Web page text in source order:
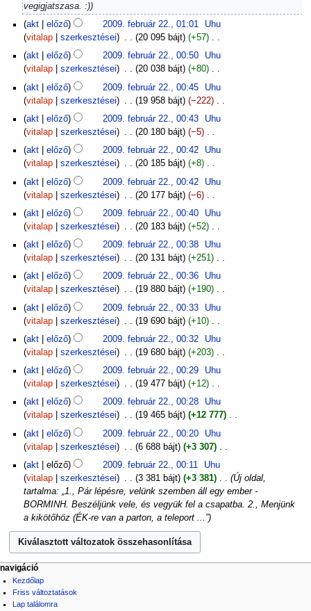
s
s
z
e
r
e
s
z
t
é
s
ö
s
s
z
f
o
g
l
a
l
vegigjatszasa. :)
akt
előző 2009. február 22., 01:01
Uhu
vitalap
szerkesztései 20 095 bájt +57 ‎
N
n
c
s
s
z
r
k
e
s
z
t
s
i
ö
s
z
e
f
o
g
l
l
ó
akt előző 2009. február 22., 00:50
Uhu
vitalap
szerkesztései 20 038 bájt +80 ‎
N
n
c
s
s
z
r
k
e
s
z
t
s
i
ö
s
z
e
f
o
g
l
l
ó
akt előző 2009. február 22., 00:45
Uhu
vitalap
szerkesztései 19 958 bájt −222 ‎
N
n
c
s
s
z
r
k
e
s
z
t
s
i
ö
s
z
e
f
o
g
l
l
ó
akt előző 2009. február 22., 00:43
Uhu
vitalap
szerkesztései 20 180 bájt −5 ‎
N
n
c
s
s
z
r
k
e
s
z
t
s
i
ö
s
s
z
e
f
o
g
l
a
l
ó
akt előző 2009. február 22., 00:42
Uhu
vitalap
szerkesztései 20 185 bájt +8 ‎
N
n
c
s
s
z
r
k
e
s
z
t
s
i
ö
s
z
e
f
o
g
l
a
l
ó
akt előző 2009. február 22., 00:42
Uhu
vitalap
szerkesztései 20 177 bájt −6 ‎
N
n
c
s
s
z
r
k
e
s
z
t
s
i
ö
s
z
e
l
a
l
ó
akt előző 2009. február 22., 00:40
Uhu
vitalap
szerkesztései 20 183 bájt +52 ‎
N
n
c
s
s
z
r
k
e
s
z
t
s
i
ö
s
s
z
e
f
o
g
l
a
l
ó
akt előző 2009. február 22., 00:38
Uhu
vitalap
szerkesztései 20 131 bájt +251 ‎
N
n
c
s
s
z
r
k
e
s
z
t
s
i
ö
s
s
z
e
f
l
akt előző 2009. február 22., 00:36
Uhu
vitalap
szerkesztései 19 880 bájt +190 ‎
N
n
c
s
s
z
r
k
e
s
z
t
é
s
s
s
z
e
f
o
akt előző 2009. február 22., 00:33
Uhu
vitalap
szerkesztései 19 690 bájt +10 ‎
N
n
c
s
s
z
r
k
e
s
z
t
é
s
i
s
s
z
akt előző 2009. február 22., 00:32
Uhu
vitalap
szerkesztései 19 680 bájt +203 ‎
N
n
c
s
s
z
r
k
e
s
z
t
s
ö
s
akt előző 2009. február 22., 00:29
Uhu
vitalap
szerkesztései 19 477 bájt +12 ‎
N
n
c
s
s
z
e
r
k
s
z
t
é
s
i
akt előző 2009. február 22., 00:28
Uhu
vitalap
szerkesztései 19 465 bájt +12 777 ‎
N
n
c
s
s
z
e
r
k
s
z
akt előző 2009. február 22., 00:20
Uhu
vitalap
szerkesztései 6 688 bájt +3 307 ‎
N
n
c
z
e
r
k
e
s
akt előző 2009. február 22., 00:11
Uhu
vitalap
szerkesztései 3 381 bájt +3 381 ‎
Új oldal,
tartalma: „1., Pár lépésre, velünk szemben áll egy ember -
BORMINH. Beszéljünk vele, és vegyük fel a csapatba. 2., Menjünk
a kikötőhöz (ÉK-re van a parton, a teleport ...”
navigáció
Kezdőlap
Friss változtatások
Lap találomra